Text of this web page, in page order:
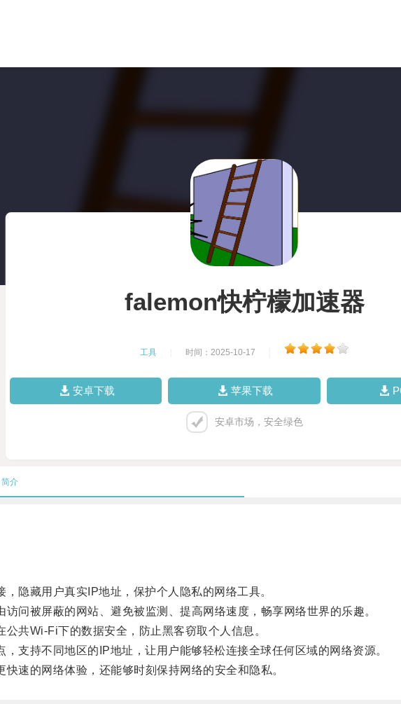
falemon快柠檬加速器
工具 时间：2025-10-17
安卓下载 苹果下载
安卓市场，安全绿色
简介
隐藏用户真实IP地址，保护个人隐私的网络工具。
被屏蔽的网站、避免被监测、提高网络速度，畅享网络世界的乐趣。
共Wi-Fi下的数据安全，防止黑客窃取个人信息。
持不同地区的IP地址，让用户能够轻松连接全球任何区域的网络资源。
速的网络体验，还能够时刻保持网络的安全和隐私。